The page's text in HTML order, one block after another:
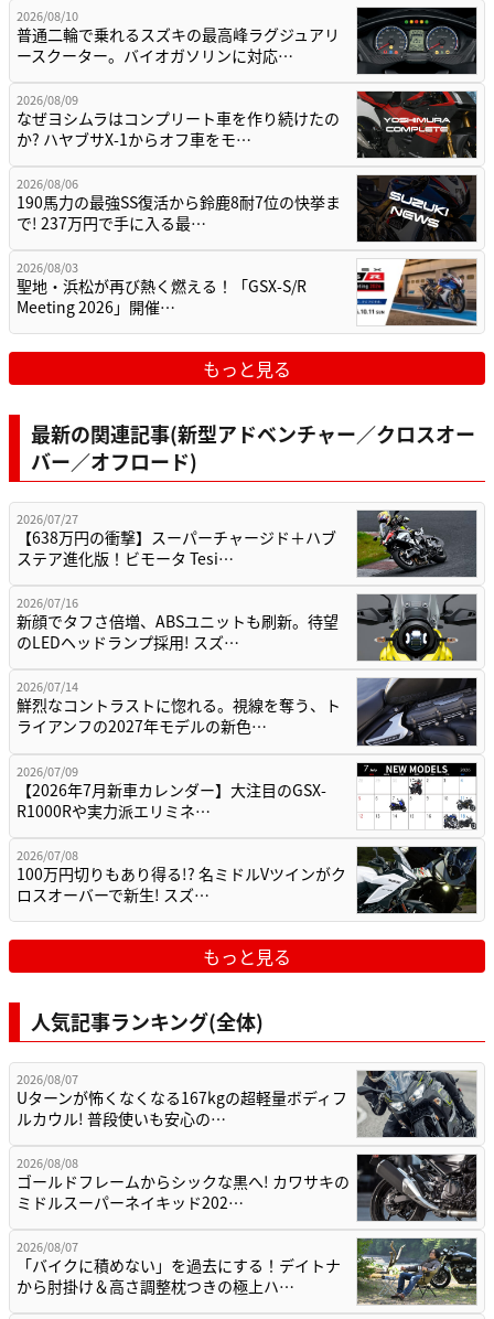
2026/08/10
普通二輪で乗れるスズキの最高峰ラグジュアリ
ースクーター。バイオガソリンに対応…
2026/08/09
なぜヨシムラはコンプリート車を作り続けたの
か? ハヤブサX-1からオフ車をモ…
2026/08/06
190馬力の最強SS復活から鈴鹿8耐7位の快挙ま
で! 237万円で手に入る最…
2026/08/03
聖地・浜松が再び熱く燃える！「GSX-S/R
Meeting 2026」開催…
もっと見る
最新の関連記事(新型アドベンチャー／クロスオー
バー／オフロード)
2026/07/27
【638万円の衝撃】スーパーチャージド＋ハブ
ステア進化版！ビモータ Tesi…
2026/07/16
新顔でタフさ倍増、ABSユニットも刷新。待望
のLEDヘッドランプ採用! スズ…
2026/07/14
鮮烈なコントラストに惚れる。視線を奪う、ト
ライアンフの2027年モデルの新色…
2026/07/09
【2026年7月新車カレンダー】大注目のGSX-
R1000Rや実力派エリミネ…
2026/07/08
100万円切りもあり得る!? 名ミドルVツインがク
ロスオーバーで新生! スズ…
もっと見る
人気記事ランキング(全体)
2026/08/07
Uターンが怖くなくなる167kgの超軽量ボディフ
ルカウル! 普段使いも安心の…
2026/08/08
ゴールドフレームからシックな黒へ! カワサキの
ミドルスーパーネイキッド202…
2026/08/07
「バイクに積めない」を過去にする！デイトナ
から肘掛け＆高さ調整枕つきの極上ハ…